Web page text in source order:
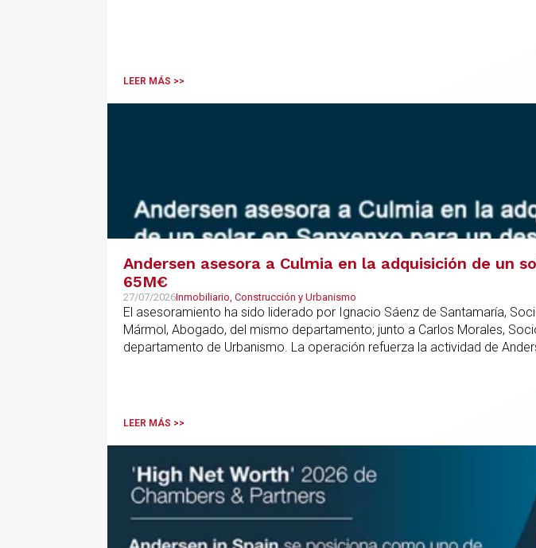
LEER MÁS >>
Andersen asesora a Culmia en la adquisición de un
65M€
27/07/2026Inmobiliario, Construcción y Urbanismo
El asesoramiento ha sido liderado por Ignacio Sáenz de Santamaría,
Mármol, Abogado, del mismo departamento; junto a Carlos Morales,
departamento de Urbanismo. La operación refuerza la actividad de
LEER MÁS >>